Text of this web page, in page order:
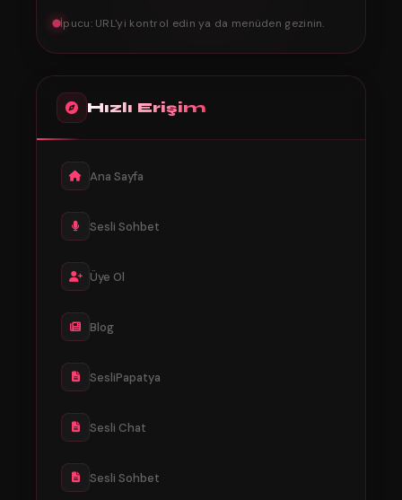
İpucu: URL'yi kontrol edin ya da menüden gezinin.
Hızlı Erişim
Ana Sayfa
Sesli Sohbet
Üye Ol
Blog
SesliPapatya
Sesli Chat
Sesli Sohbet